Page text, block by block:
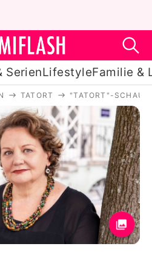
SerienLifestyleFamilie &
Royals
Stars
& Serien
& Liebe
Exklusiv
TATORT "TATORT"-